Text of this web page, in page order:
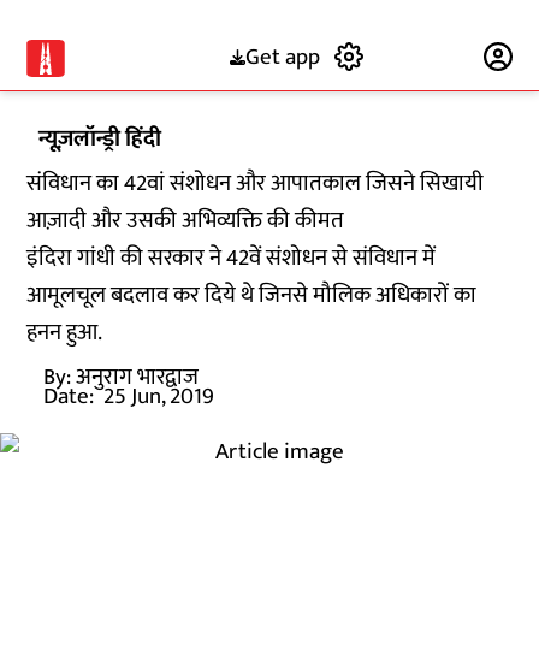
Get app
न्यूज़लॉन्ड्री हिंदी
संविधान का 42वां संशोधन और आपातकाल जिसने सिखायी
आज़ादी और उसकी अभिव्यक्ति की कीमत
इंदिरा गांधी की सरकार ने 42वें संशोधन से संविधान में
आमूलचूल बदलाव कर दिये थे जिनसे मौलिक अधिकारों का
हनन हुआ.
By:अनुराग भारद्वाज
Date: 25 Jun, 2019